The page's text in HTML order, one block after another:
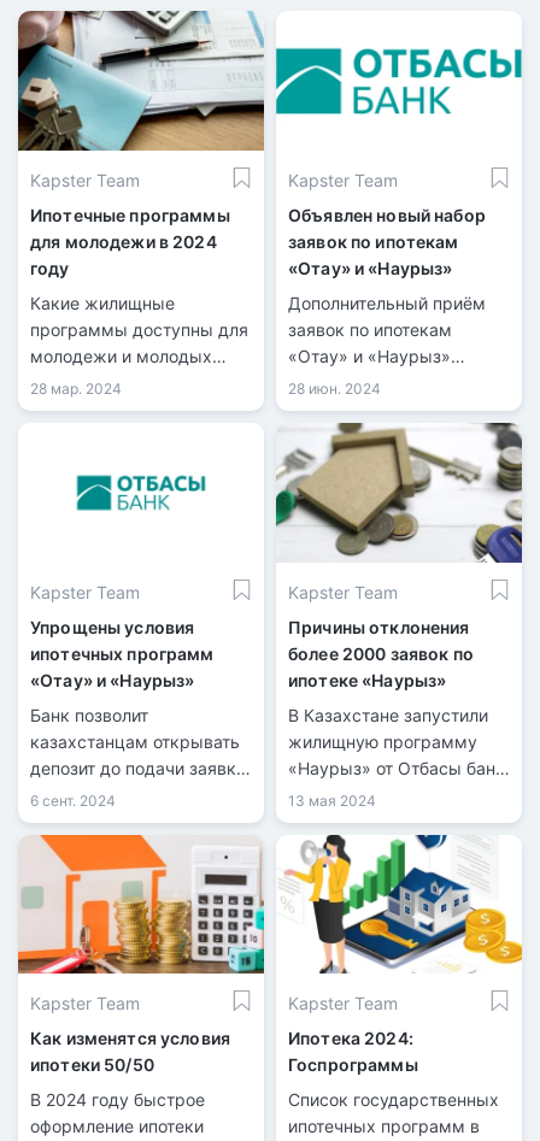
Kapster Team
Ипотечные программы
для молодежи в 2024
году
Какие жилищные
программы доступны для
молодежи и молодых
семей в Казахстане?
Какой максимальный
28 мар. 2024
Kapster Team
Объявлен новый набор
заявок по ипотекам
«Отау» и «Наурыз»
Дополнительный приём
заявок по ипотекам
«Отау» и «Наурыз»
пройдет с 16 сентября по
1 октября, сообщила глава
Отбасы банка Ляззат
Ибрагимова.
28 июн. 2024
Kapster Team
Упрощены условия
ипотечных программ
«Отау» и «Наурыз»
Банк позволит
казахстанцам открывать
депозит до подачи заявки
и повысит лимит займов
до 36 миллионов тенге.
6 сент. 2024
Kapster Team
Причины отклонения
более 2000 заявок по
ипотеке «Наурыз»
В Казахстане запустили
жилищную программу
«Наурыз» от Отбасы банк,
по которой приняли около
9000 заявок.
13 мая 2024
Kapster Team
Как изменятся условия
ипотеки 50/50
В 2024 году быстрое
оформление ипотеки
Kapster Team
Ипотека 2024:
Госпрограммы
Список государственных
ипотечных программ в